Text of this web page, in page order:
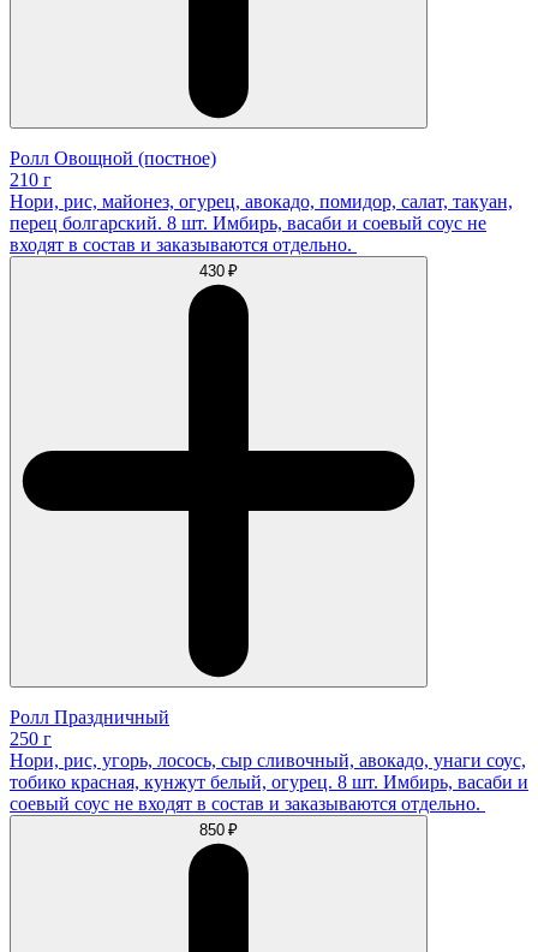
Ролл Овощной (постное)
210 г
Нори, рис, майонез, огурец, авокадо, помидор, салат, такуан,
перец болгарский. 8 шт. Имбирь, васаби и соевый соус не
входят в состав и заказываются отдельно.
430 ₽
Ролл Праздничный
250 г
Нори, рис, угорь, лосось, сыр сливочный, авокадо, унаги соус,
тобико красная, кунжут белый, огурец. 8 шт. Имбирь, васаби и
соевый соус не входят в состав и заказываются отдельно.
850 ₽